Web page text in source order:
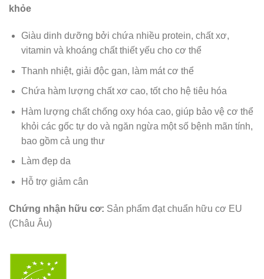
khỏe
Giàu dinh dưỡng bởi chứa nhiều protein, chất xơ,
vitamin và khoáng chất thiết yếu cho cơ thể
Thanh nhiệt, giải độc gan, làm mát cơ thể
Chứa hàm lượng chất xơ cao, tốt cho hệ tiêu hóa
Hàm lượng chất chống oxy hóa cao, giúp bảo vệ cơ thể
khỏi các gốc tự do và ngăn ngừa một số bệnh mãn tính,
bao gồm cả ung thư
Làm đẹp da
Hỗ trợ giảm cân
Chứng nhận hữu cơ: Sản phẩm đạt chuẩn hữu cơ EU
(Châu Âu)